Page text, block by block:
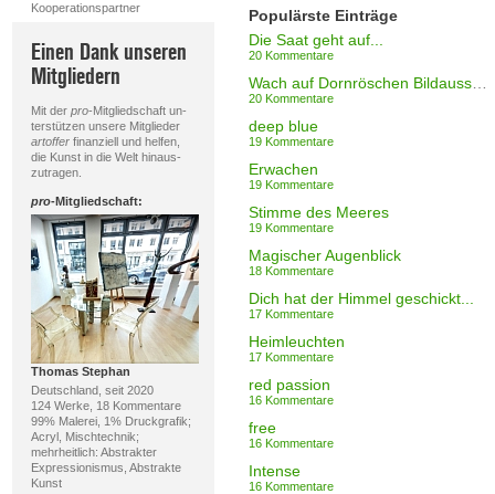
Kooperationspartner
Einen Dank unseren
Mitgliedern
Mit der pro-Mitgliedschaft un-
terstützen unsere Mitglieder
artofferfinanziell und helfen,
die Kunst in die Welt hinaus-
zutragen.
pro-Mitgliedschaft:
Thomas Stephan
Deutschland, seit 2020
124 Werke, 18 Kommentare
99% Malerei, 1% Druckgrafik;
Acryl, Mischtechnik;
mehrheitlich: Abstrakter
Expressionismus, Abstrakte
Kunst
Populärste Einträge
Die Saat geht auf...
20 Kommentare
Wach auf Dornröschen Bildausschnitt II
20 Kommentare
deep blue
19 Kommentare
Erwachen
19 Kommentare
Stimme des Meeres
19 Kommentare
Magischer Augenblick
18 Kommentare
Dich hat der Himmel geschickt...
17 Kommentare
Heimleuchten
17 Kommentare
red passion
16 Kommentare
free
16 Kommentare
Intense
16 Kommentare